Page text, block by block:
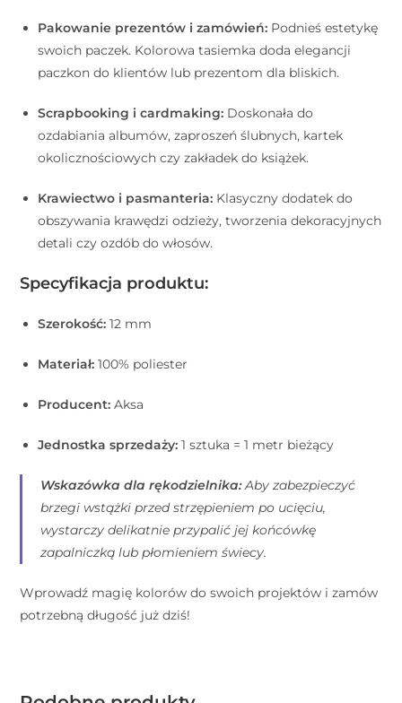
Pakowanie prezentów i zamówień: Podnieś estetykę
swoich paczek. Kolorowa tasiemka doda elegancji
paczkon do klientów lub prezentom dla bliskich.
Scrapbooking i cardmaking: Doskonała do
ozdabiania albumów, zaproszeń ślubnych, kartek
okolicznościowych czy zakładek do książek.
Krawiectwo i pasmanteria: Klasyczny dodatek do
obszywania krawędzi odzieży, tworzenia dekoracyjnych
detali czy ozdób do włosów.
Specyfikacja produktu:
Szerokość: 12 mm
Materiał: 100% poliester
Producent: Aksa
Jednostka sprzedaży: 1 sztuka = 1 metr bieżący
Wskazówka dla rękodzielnika:Aby zabezpieczyć
brzegi wstążki przed strzępieniem po ucięciu,
wystarczy delikatnie przypalić jej końcówkę
zapalniczką lub płomieniem świecy.
Wprowadź magię kolorów do swoich projektów i zamów
potrzebną długość już dziś!